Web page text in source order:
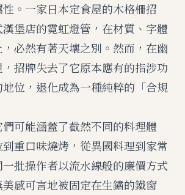
。一家日本定食屋的木格柵招
堡店的霓虹燈管，在材質、字體
必然有著天壤之別。然而，在幽
招牌失去了它原本應有的指涉功
位，退化成為一種純粹的「合規
可能涵蓋了截然不同的料理體
重口味燒烤，從異國料理到家常
批操作者以流水線般的廉價方式
感可言地被固定在生鏽的鐵窗